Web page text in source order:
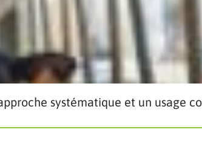
systématique et un usage